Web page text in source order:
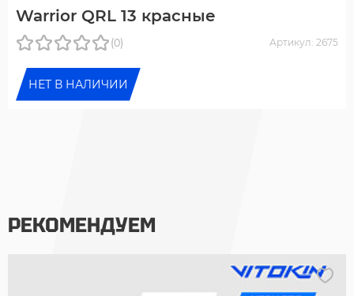
Warrior QRL 13 красные
(0) Артикул: 2675
НЕТ В НАЛИЧИИ
РЕКОМЕНДУЕМ